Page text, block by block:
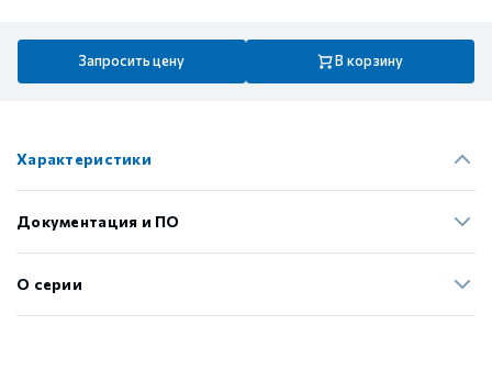
Запросить цену В корзину
Характеристики
Документация и ПО
О серии